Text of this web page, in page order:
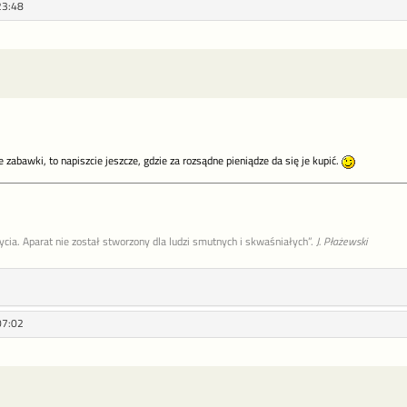
zabawki, to napiszcie jeszcze, gdzie za rozsądne pieniądze da się je kupić.
Aparat nie został stworzony dla ludzi smutnych i skwaśniałych”. J. Płażewski